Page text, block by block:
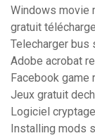
Windows movie
gratuit
Telecharger bus
Adobe acrobat
Facebook game
Jeux gratuit
Logiciel
Installing mods